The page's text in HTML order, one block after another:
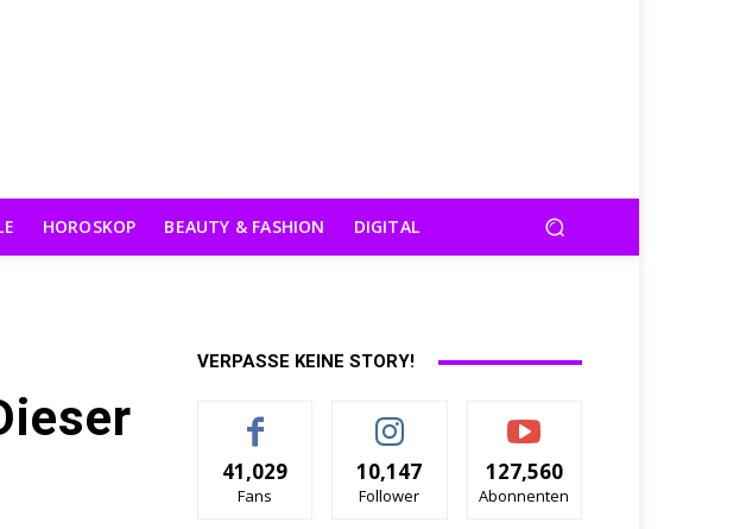
HOROSKOP BEAUTY & FASHION DIGITAL
VERPASSE KEINE STORY!
41,029
Fans
10,147
Follower
127,560
Abonnenten